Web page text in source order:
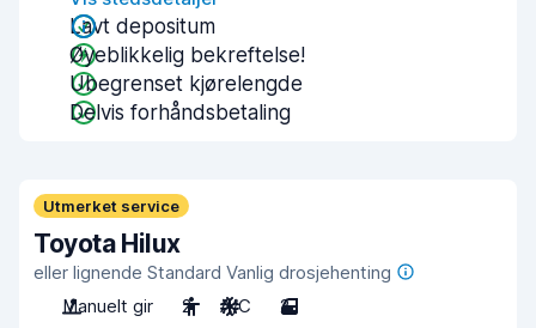
Lavt depositum
Øyeblikkelig bekreftelse!
Ubegrenset kjørelengde
Delvis forhåndsbetaling
Utmerket service
Toyota Hilux
eller lignende Standard Vanlig drosjehenting
Manuelt gir
2 A/C 2